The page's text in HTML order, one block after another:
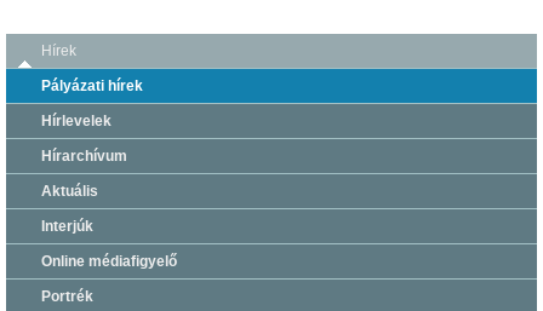
Hírek
Pályázati hírek
Hírlevelek
Hírarchívum
Aktuális
Interjúk
Online médiafigyelő
Portrék